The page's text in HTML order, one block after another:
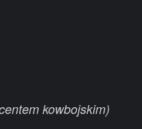
kowbojskim)